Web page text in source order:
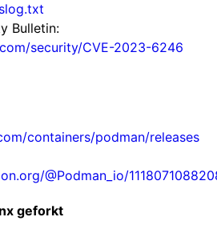
Bulletin:
security/CVE-2023-6246
containers/podman/releases
@Podman_io/
geforkt